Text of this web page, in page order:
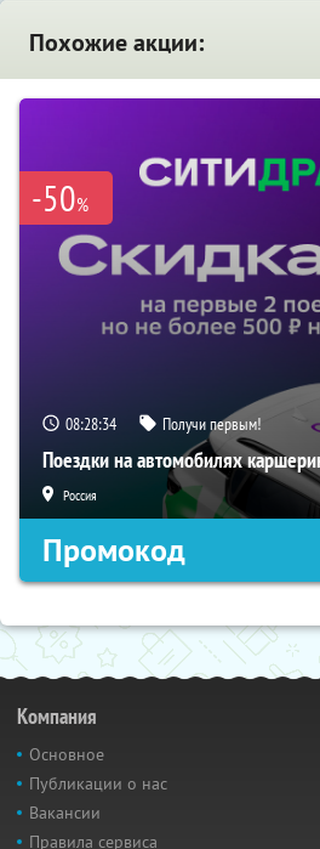
Похожие акции:
-50%
08:28:33 Получи первым!
Поездки на автомобилях
Россия
Промокод
Компания
Основное
Публикации о нас
Вакансии
Правила сервиса